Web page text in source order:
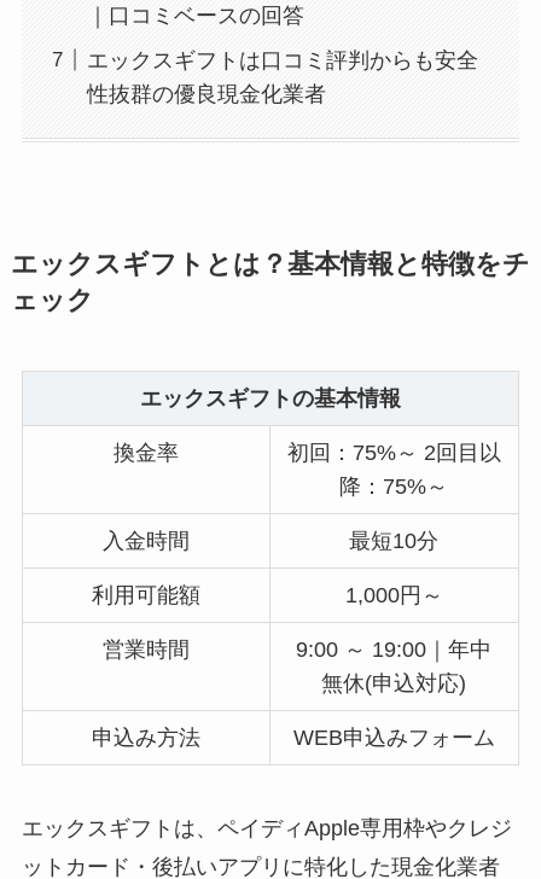
｜口コミベースの回答
エックスギフトは口コミ評判からも安全
性抜群の優良現金化業者
エックスギフトとは？基本情報と特徴をチ
ェック
エックスギフトの基本情報
換金率
初回：75%～ 2回目以
降：75%～
入金時間 最短10分
利用可能額 1,000円～
営業時間
9:00 ～ 19:00｜年中
無休(申込対応)
申込み方法 WEB申込みフォーム
エックスギフトは、ペイディApple専用枠やクレジ
ットカード・後払いアプリに特化した現金化業者